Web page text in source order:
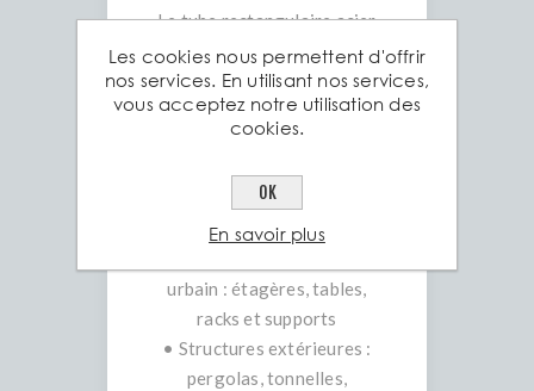
Le tube rectangulaire acier
est particulièrement adapté
aux projets nécessitant
stabilité et résistance :
• Construction et
bâtiment, ossatures, piliers,
supports lourds
urbain : étagères, tables,
racks et supports
• Structures extérieures :
pergolas, tonnelles,
Les cookies nous permettent d'offrir
nos services. En utilisant nos services,
vous acceptez notre utilisation des
cookies.
OK
En savoir plus